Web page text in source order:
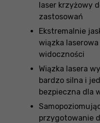
laser krzyżowy
zastosowań
Ekstremalnie
wiązka
widoczności
Wiązka lasera
bardzo silna i
bezpieczna dla
przygotowanie